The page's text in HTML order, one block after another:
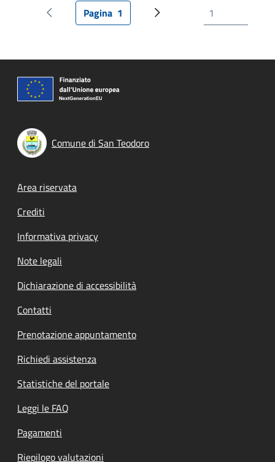
Pagina precedentePagina attuale
Pagina 1 Prossima pagina
Comune di San Teodoro
Footer menu
Area riservata
Crediti
Informativa privacy
Note legali
Dichiarazione di accessibilità
Contatti
Prenotazione appuntamento
Richiedi assistenza
Statistiche del portale
Leggi le FAQ
Pagamenti
Riepilogo valutazioni